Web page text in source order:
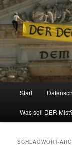
Politik, Wirtschaft,
Zum
Inhalt
Zum
sekundären
Start
Was soll DER
SCHLAGWORT-